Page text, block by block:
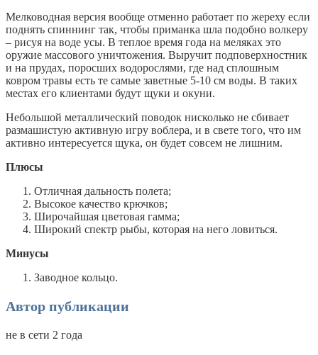
Мелководная версия вообще отменно работает по жереху если
поднять спиннинг так, чтобы приманка шла подобно волкеру
– рисуя на воде усы. В теплое время года на меляках это
оружие массового уничтожения. Выручит подповерхностник
и на прудах, поросших водорослями, где над сплошным
ковром травы есть те самые заветные 5-10 см воды. В таких
местах его клиентами будут щуки и окуни.
Небольшой металлический поводок нисколько не сбивает
размашистую активную игру воблера, и в свете того, что им
активно интересуется щука, он будет совсем не лишним.
Плюсы
Отличная дальность полета;
Высокое качество крючков;
Широчайшая цветовая гамма;
Широкий спектр рыбы, которая на него ловиться.
Минусы
Заводное кольцо.
Автор публикации
не в сети 2 года